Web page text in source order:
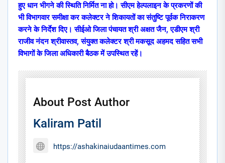
हुए धान भीगने की स्थिति निर्मित ना हो। सीएम हेल्पलाइन के प्रकरणों की
भी विभागवार समीक्षा कर कलेक्टर ने शिकायतों का संतुष्टि पूर्वक निराकरण
करने के निर्देश दिए। सीईओ जिला पंचायत श्री अक्षत जैन,एडीएम श्री
राजीव नंदन श्रीवास्तव,संयुक्त कलेक्टर श्री मकसूद अहमद सहित सभी
विभागों के जिला अधिकारी बैठक में उपस्थित रहें।
About Post Author
Kaliram Patil
https://ashakinaiudaantimes.com